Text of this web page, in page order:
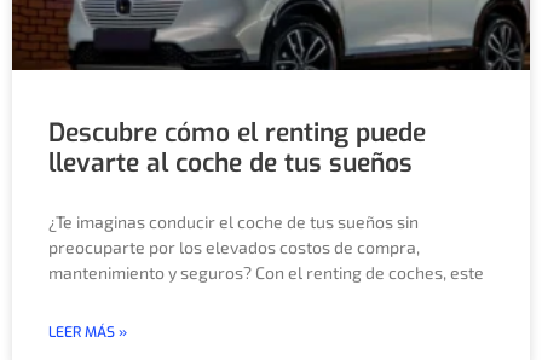
Descubre cómo el renting puede
llevarte al coche de tus sueños
¿Te imaginas conducir el coche de tus sueños sin
preocuparte por los elevados costos de compra,
mantenimiento y seguros? Con el renting de coches, este
LEER MÁS »